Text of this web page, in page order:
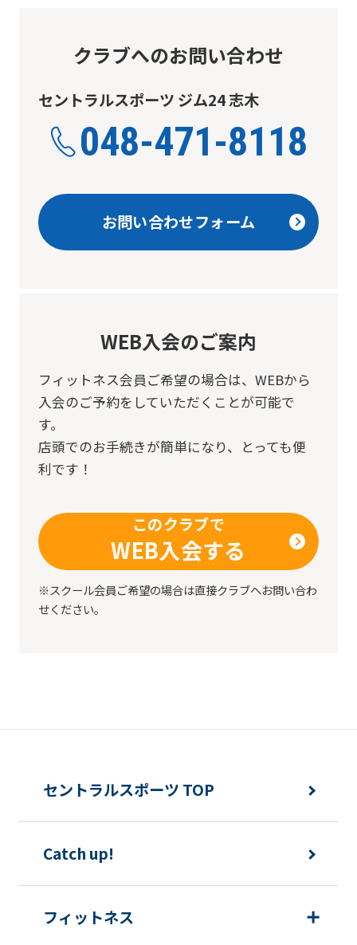
クラブへのお問い合わせ
セントラルスポーツ ジム24 志木
048-471-8118
お問い合わせフォーム
WEB入会のご案内
フィットネス会員ご希望の場合は、 WEBから
入会のご予約をしていただくことが可能で
す。
店頭でのお手続きが簡単になり、とっても便
利です！
このクラブで
WEB入会する
※スクール会員ご希望の場合は直接クラブへお問い合わ
せください。
Automatic
セントラルスポーツ TOP
Catch up!
フィットネス